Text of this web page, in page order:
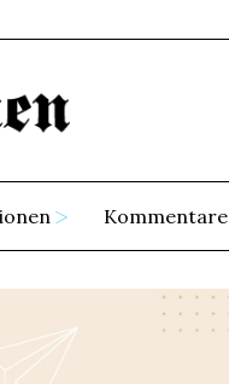
Kommentare